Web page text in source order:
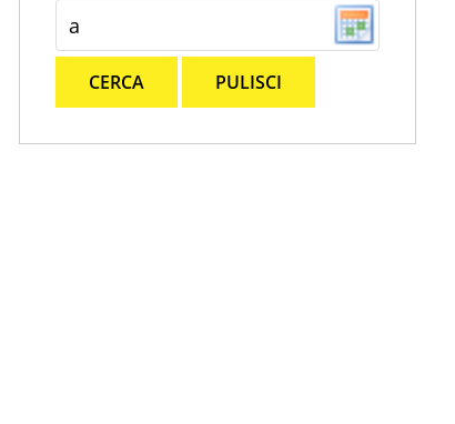
CERCA PULISCI